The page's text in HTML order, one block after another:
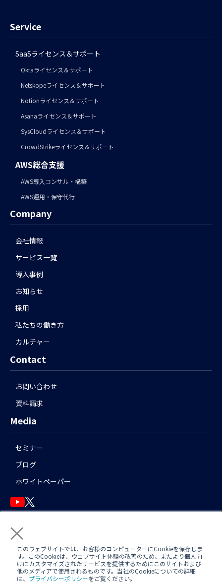
×
このウェブサイトでは、お客様のコンピューターにCookieを保存しま
す。このCookieは、ウェブサイト体験の改善のため、またより個人向
けにカスタマイズされたサービスを提供するためにこのサイトおよび
他のメディアで使用されるものです。当社のCookieについての詳細
は、 プライバシーポリシーをご覧ください。
Service
SaaSライセンス＆サポート
Oktaライセンス＆サポート
Netskopeライセンス＆サポート
Notionライセンス＆サポート
Asanaライセンス＆サポート
SysCloudライセンス＆サポート
CrowdStrikeライセンス＆サポート
AWS総合支援
AWS導入コンサル・構築
AWS運用・保守代行
Company
会社情報
サービス一覧
導入事例
お知らせ
採用
私たちの働き方
カルチャー
Contact
お問い合わせ
資料請求
Media
セミナー
ブログ
ホワイトペーパー
運用アシスタント利用規約(AWS/ Azure) 日中運用支援定型約款